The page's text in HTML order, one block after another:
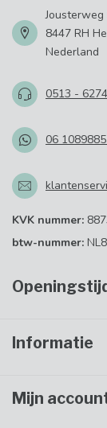
Jousterweg
8447 RH
Nederland
0513 -
06
KVK nummer:
btw-nummer:
Informatie
Mijn